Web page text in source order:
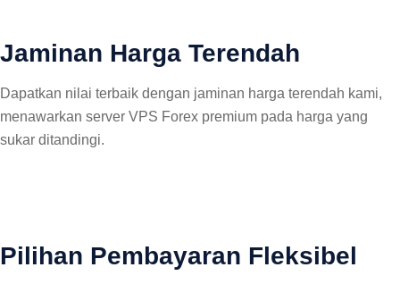
Jaminan Harga Terendah
Dapatkan nilai terbaik dengan jaminan harga terendah kami,
menawarkan server VPS Forex premium pada harga yang
sukar ditandingi.
Pilihan Pembayaran Fleksibel